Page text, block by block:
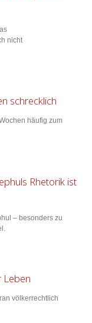
nicht
schrecklich
häufig zum
Rhetorik ist
– besonders zu
Leben
völkerrechtlich